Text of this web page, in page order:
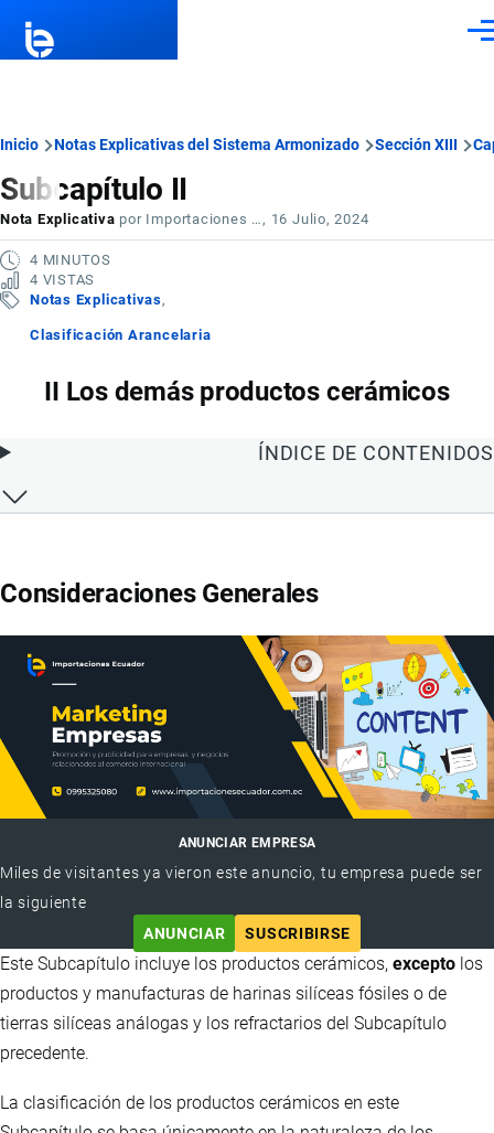
Ruta
de
navegación
Inicio Notas Explicativas del Sistema Armonizado Sección XIII
Subcapítulo II
Nota Explicativa por Importaciones …, 16 Julio, 2024
4 MINUTOS
4 VISTAS
Notas Explicativas
Clasificación Arancelaria
II Los demás productos cerámicos
ÍNDICE DE CONTENIDOS
Consideraciones Generales
ANUNCIAR EMPRESA
Miles de visitantes ya vieron este anuncio, tu empresa puede ser
la siguiente
ANUNCIAR
SUSCRIBIRSE
Este Subcapítulo incluye los productos cerámicos, excepto los
productos y manufacturas de harinas silíceas fósiles o de
tierras silíceas análogas y los refractarios del Subcapítulo
precedente.
La clasificación de los productos cerámicos en este